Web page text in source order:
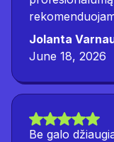
Jolanta
June 18, 2026
Be galo